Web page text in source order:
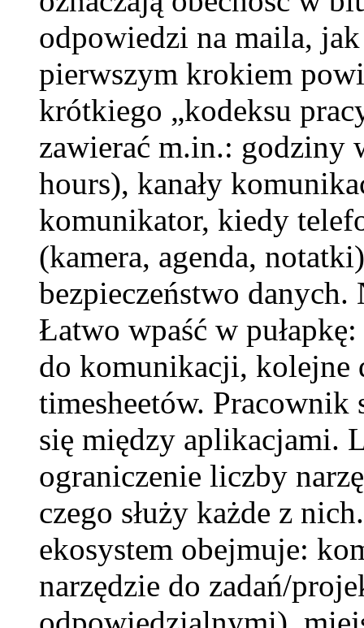
odpowiedzi na maila,
pierwszym krokiem
krótkiego „kodeksu
zawierać m.in.: godziny
hours), kanały
komunikator, kiedy
(kamera, agenda,
bezpieczeństwo
Łatwo wpaść w
do komunikacji, kolejne
timesheetów. Pracownik
się między aplikacjami.
ograniczenie liczby
czego służy każde z
ekosystem obejmuje:
narzędzie do zadań/